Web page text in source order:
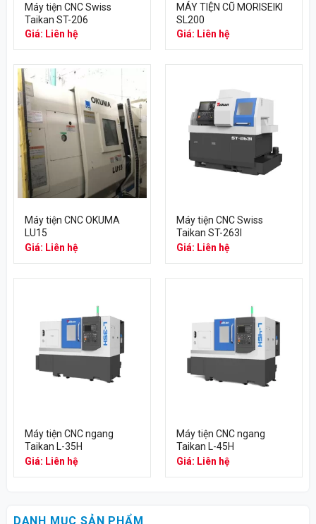
Máy tiện CNC Swiss
Taikan ST-206
Giá: Liên hệ
MÁY TIỆN CŨ MORISEIKI
SL200
Giá: Liên hệ
Máy tiện CNC OKUMA
LU15
Giá: Liên hệ
Máy tiện CNC Swiss
Taikan ST-263I
Giá: Liên hệ
Máy tiện CNC ngang
Taikan L-35H
Giá: Liên hệ
Máy tiện CNC ngang
Taikan L-45H
Giá: Liên hệ
DANH MỤC SẢN PHẨM